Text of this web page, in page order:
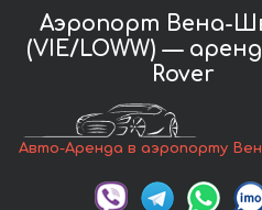
Аэропорт Вена-
(VIE/LOWW) —
Rover
Авто-Аренда в аэропорту